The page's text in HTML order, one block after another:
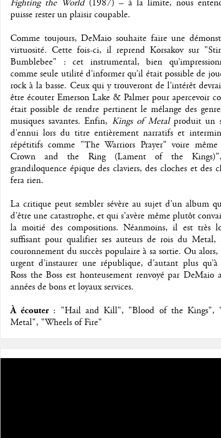
Fighting the World(1987) – à la limite, nous
puisse rester un plaisir coupable.
Comme toujours, DeMaio souhaite faire une
virtuosité. Cette fois-ci, il reprend Korsakov sur
Bumblebee" : cet instrumental, bien
comme seule utilité d’informer qu’il était possible de
rock à la basse. Ceux qui y trouveront de l’intérêt
être écouter Emerson Lake & Palmer pour apercevoir
était possible de rendre pertinent le mélange des
musiques savantes. Enfin, Kings of Metalproduit un
d’ennui lors du titre entièrement narratifs et
répétitifs comme "The Warriors Prayer" voire
Crown and the Ring (Lament of the
grandiloquence épique des claviers, des cloches et des
fera rien.
La critique peut sembler sévère au sujet d’un album
d’être une catastrophe, et qui s'avère même plutôt
la moitié des compositions. Néanmoins, il est très
suffisant pour qualifier ses auteurs de rois du Metal,
couronnement du succès populaire à sa sortie. Ou
urgent d’instaurer une république, d’autant plus
Ross the Boss est honteusement renvoyé par DeMaio
années de bons et loyaux services.
À écouter : "Hail and Kill", "Blood of the Kings",
Metal", "Wheels of Fire"